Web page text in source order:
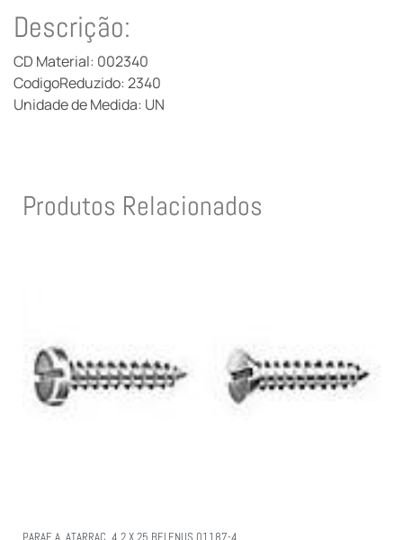
Descrição:
CD Material: 002340
CodigoReduzido: 2340
Unidade de Medida: UN
Produtos Relacionados